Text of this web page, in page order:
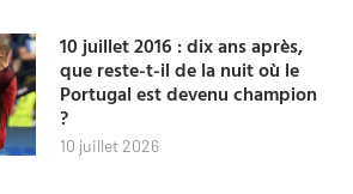
10 juillet 2016 : dix ans après,
que reste-t-il de la nuit où le
Portugal est devenu champion
?
10 juillet 2026